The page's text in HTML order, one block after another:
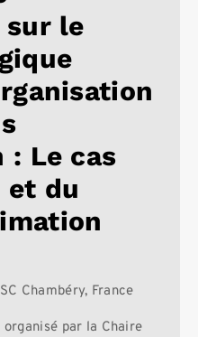
sur le
: Le cas
et du
Chambéry, France
par la Chaire
Publications